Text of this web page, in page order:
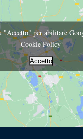
"Accetto" per abilitare
Cookie Policy
Accetto